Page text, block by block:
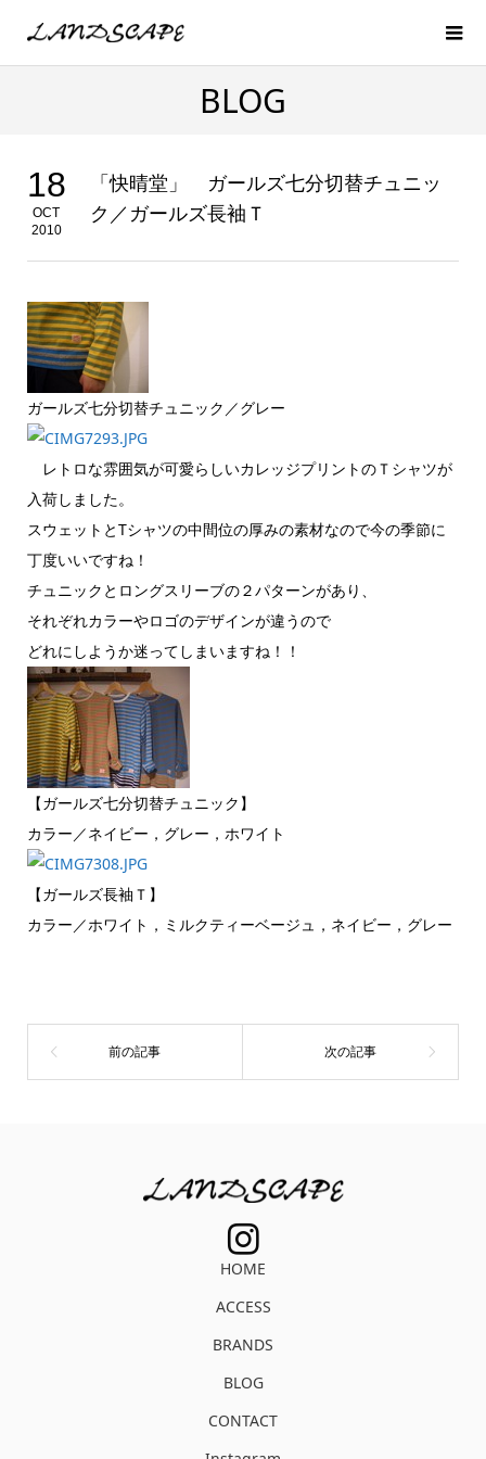
BLOG
18
OCT
2010
「快晴堂」 ガールズ七分切替チュニッ
ク／ガールズ長袖Ｔ
ガールズ七分切替チュニック／グレー
レトロな雰囲気が可愛らしいカレッジプリントのＴシャツが
入荷しました。
スウェットとTシャツの中間位の厚みの素材なので今の季節に
丁度いいですね！
チュニックとロングスリーブの２パターンがあり、
それぞれカラーやロゴのデザインが違うので
どれにしようか迷ってしまいますね！！
【ガールズ七分切替チュニック】
カラー／ネイビー，グレー，ホワイト
【ガールズ長袖Ｔ】
カラー／ホワイト，ミルクティーベージュ，ネイビー，グレー
HOME
ACCESS
BRANDS
BLOG
CONTACT